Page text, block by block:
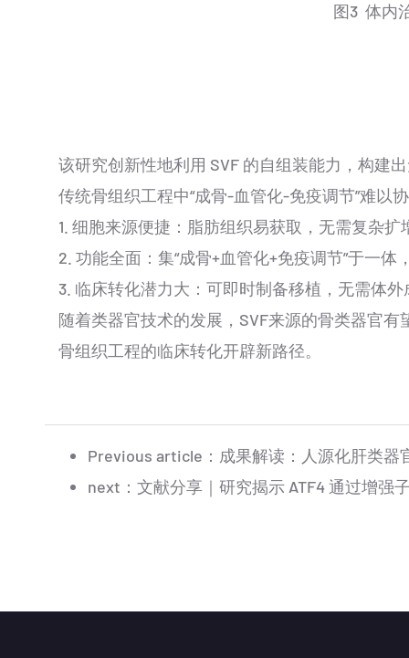
图3 体内
该研究创新性地利用 SVF 的自组装能力，构建
传统骨组织工程中“成骨-血管化-免疫调节”难以
1. 细胞来源便捷：脂肪组织易获取，无需复杂扩
2. 功能全面：集“成骨+血管化+免疫调节”于一
3. 临床转化潜力大：可即时制备移植，无需体
随着类器官技术的发展，SVF来源的骨类器官
骨组织工程的临床转化开辟新路径。
Previous article： 成果解读：人源化肝类器
next： 文献分享｜研究揭示 ATF4 通过增强